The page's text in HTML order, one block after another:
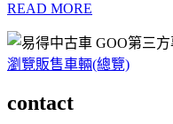
READ MORE
瀏覽販售車輛(總覽)
contact